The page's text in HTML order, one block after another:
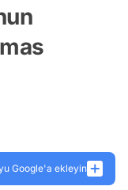
Google'a ekleyin